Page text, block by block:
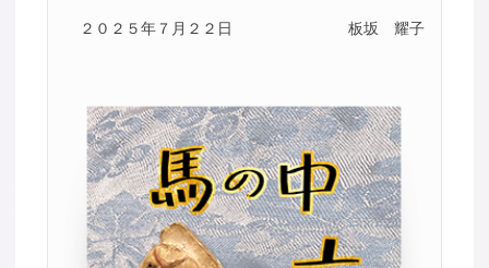
２０２５年７月２２日 板坂 耀子